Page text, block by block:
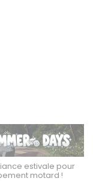
estivale pour
motard !